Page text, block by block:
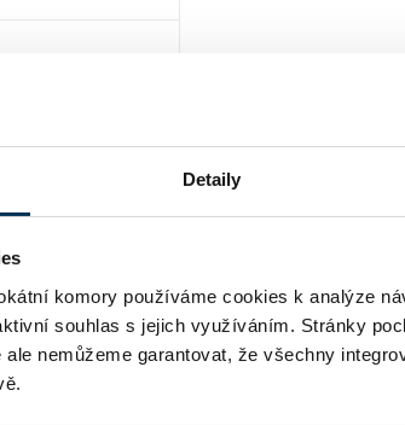
Detaily
komory používáme cookies k analýze
souhlas s jejich využíváním. Stránky
nemůžeme garantovat, že všechny